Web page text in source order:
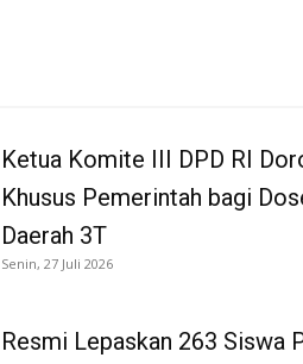
Ketua Komite III DPD RI
Khusus Pemerintah bagi
Daerah 3T
Senin, 27 Juli 2026
Resmi Lepaskan 263 Siswa